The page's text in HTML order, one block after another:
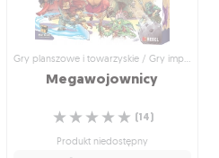
Gry planszowe i towarzyskie / Gry imprezowe i towarzyskie
Megawojownicy
☆
☆
☆
☆
☆ (14)
Produkt niedostępny